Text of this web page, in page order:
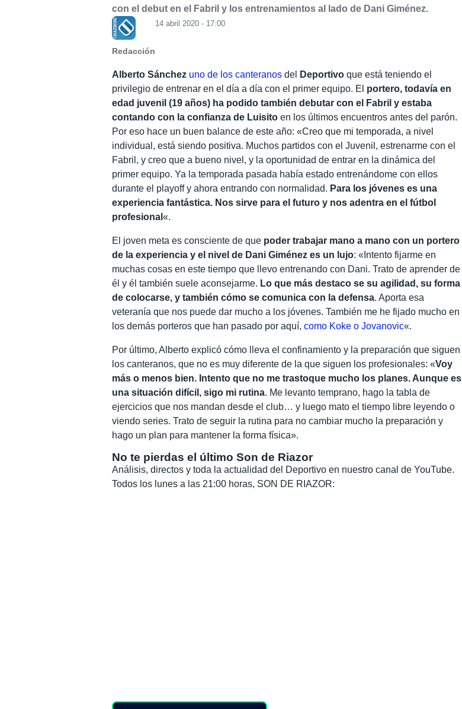
con el debut en el Fabril y los entrenamientos al lado de Dani Giménez.
Redacción
14 abril 2020 - 17:00
Alberto Sánchez uno de los canteranos del Deportivo que está teniendo el
privilegio de entrenar en el día a día con el primer equipo. El portero, todavía en
edad juvenil (19 años) ha podido también debutar con el Fabril y estaba
contando con la confianza de Luisito en los últimos encuentros antes del parón.
Por eso hace un buen balance de este año: «Creo que mi temporada, a nivel
individual, está siendo positiva. Muchos partidos con el Juvenil, estrenarme con el
Fabril, y creo que a bueno nivel, y la oportunidad de entrar en la dinámica del
primer equipo. Ya la temporada pasada había estado entrenándome con ellos
durante el playoff y ahora entrando con normalidad. Para los jóvenes es una
experiencia fantástica. Nos sirve para el futuro y nos adentra en el fútbol
profesional«.
El joven meta es consciente de que poder trabajar mano a mano con un portero
de la experiencia y el nivel de Dani Giménez es un lujo: «Intento fijarme en
muchas cosas en este tiempo que llevo entrenando con Dani. Trato de aprender de
él y él también suele aconsejarme. Lo que más destaco se su agilidad, su forma
de colocarse, y también cómo se comunica con la defensa. Aporta esa
veteranía que nos puede dar mucho a los jóvenes. También me he fijado mucho en
los demás porteros que han pasado por aquí,como Koke o Jovanovic«.
Por último, Alberto explicó cómo lleva el confinamiento y la preparación que siguen
los canteranos, que no es muy diferente de la que siguen los profesionales: «Voy
más o menos bien. Intento que no me trastoque mucho los planes. Aunque es
una situación difícil, sigo mi rutina. Me levanto temprano, hago la tabla de
ejercicios que nos mandan desde el club… y luego mato el tiempo libre leyendo o
viendo series. Trato de seguir la rutina para no cambiar mucho la preparación y
hago un plan para mantener la forma física».
No te pierdas el último Son de Riazor
Análisis, directos y toda la actualidad del Deportivo en nuestro canal de YouTube.
Todos los lunes a las 21:00 horas, SON DE RIAZOR: